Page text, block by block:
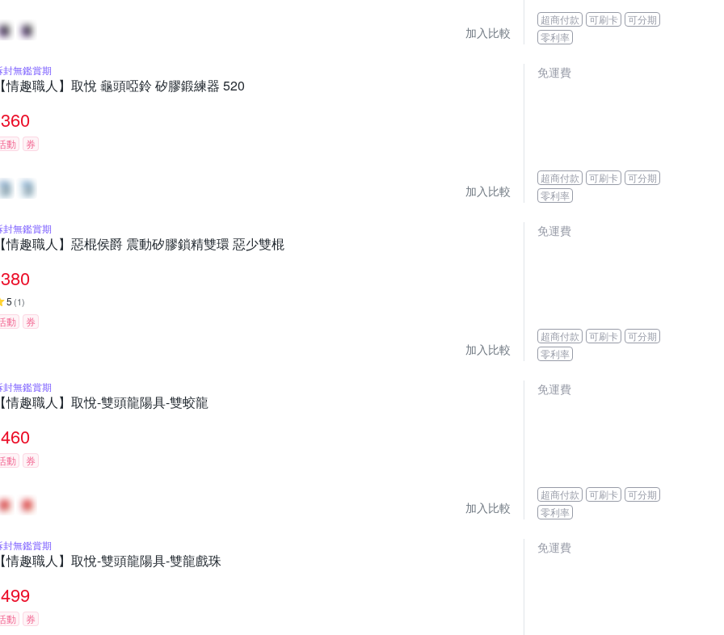
加入比較
超商付款 可刷卡
可分期
零利率
封無鑑賞期
情趣職人】取悅 龜頭啞鈴 矽膠鍛練器 520
360
動 券
加入比較
免運費
超商付款 可刷卡
可分期
零利率
封無鑑賞期
情趣職人】惡棍侯爵 震動矽膠鎖精雙環 惡少雙棍
380
5 (1)
動 券
加入比較
免運費
超商付款 可刷卡
可分期
零利率
封無鑑賞期
情趣職人】取悅-雙頭龍陽具-雙蛟龍
460
動 券
加入比較
免運費
超商付款 可刷卡
可分期
零利率
封無鑑賞期
情趣職人】取悅-雙頭龍陽具-雙龍戲珠
499
動 券
免運費